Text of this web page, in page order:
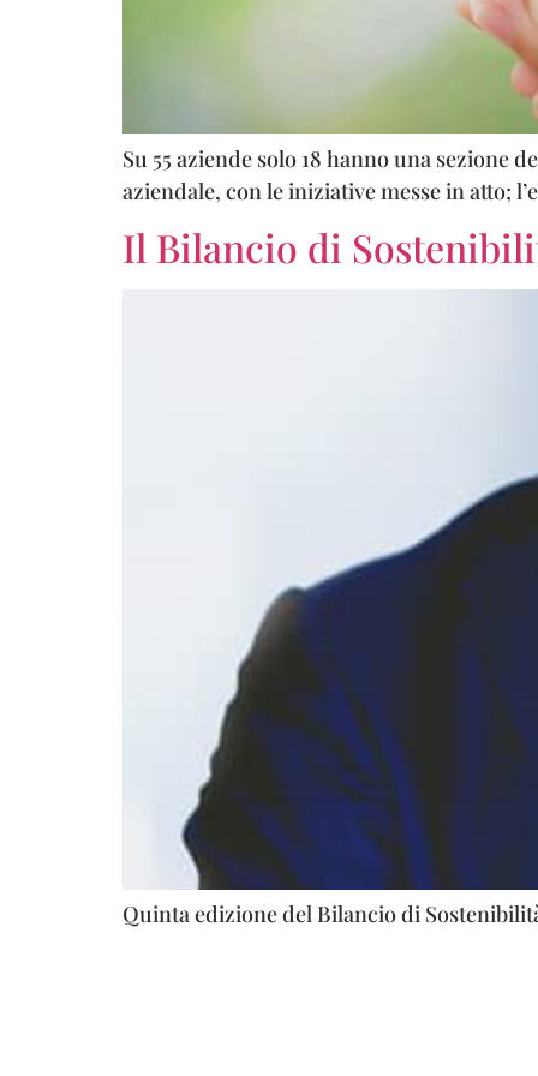
Su 55 aziende solo 18 hanno una sezione
aziendale, con le iniziative messe in atto;
Il Bilancio di
Quinta edizione del Bilancio di